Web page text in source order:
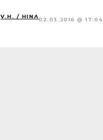
V.H. / HINA
02.03.2016 @ 17:04